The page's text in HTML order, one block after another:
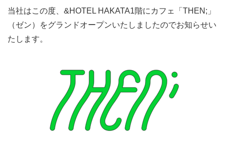
当社はこの度、&HOTEL HAKATA1階にカフェ「THEN;」
（ゼン）をグランドオープンいたしましたのでお知らせい
たします。